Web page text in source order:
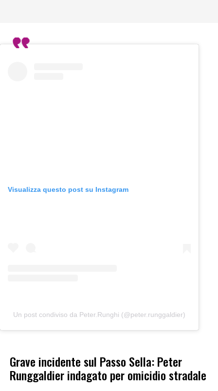
Visualizza questo post su Instagram
Un post condiviso da Peter.Runghi (@peter.runggaldier)
Grave incidente sul Passo Sella: Peter
Runggaldier indagato per omicidio stradale